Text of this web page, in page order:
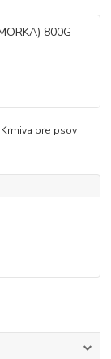
Krmiva pre psov